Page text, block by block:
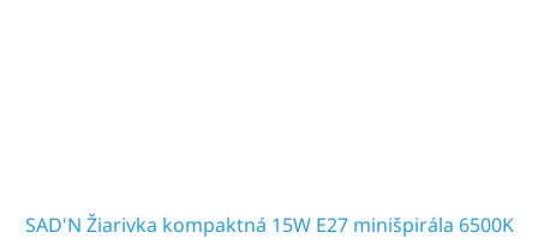
SAD'N Žiarivka kompaktná 15W E27 minišpirála 6500K